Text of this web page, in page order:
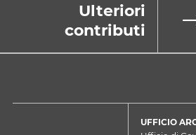
Ulteriori
contributi
UFFICIO